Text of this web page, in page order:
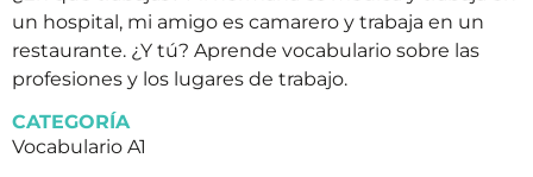
un hospital, mi amigo es camarero y trabaja en un
restaurante. ¿Y tú? Aprende vocabulario sobre las
profesiones y los lugares de trabajo.
CATEGORÍA
Vocabulario A1